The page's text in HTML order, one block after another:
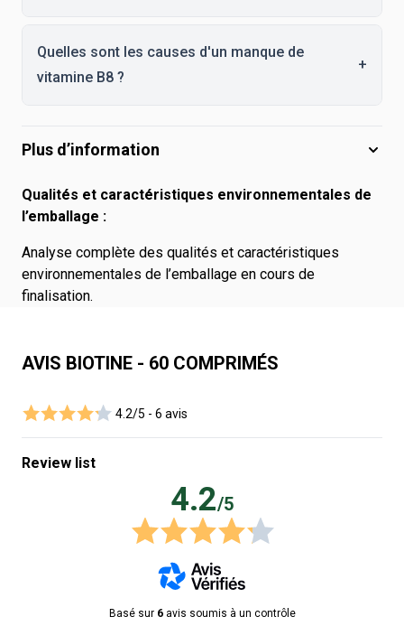
Quelles sont les causes d'un manque de
vitamine B8 ?
+
Plus d’information
Qualités et caractéristiques environnementales de
l’emballage :
Analyse complète des qualités et caractéristiques
environnementales de l’emballage en cours de
finalisation.
AVIS BIOTINE - 60 COMPRIMÉS
4.2/5 - 6 avis
Review list
4.2/5
Basé sur 6avis soumis à un contrôle